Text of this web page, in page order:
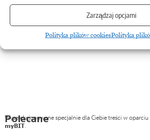
Zarządzaj opcjami
Polityka plików cookiesPolityka
Polecane
Wyselekcjonowane specjalnie dla Ciebie treści w
myBIT.